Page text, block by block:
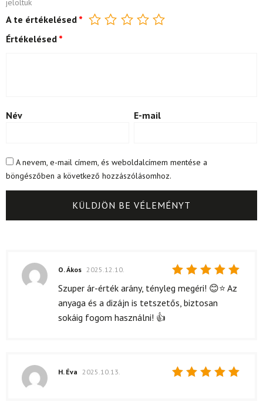
jelöltük
A te értékelésed *
Értékelésed *
Név E-mail
A nevem, e-mail címem, és weboldalcímem mentése a
böngészőben a következő hozzászólásomhoz.
Értékelés:
5
/ 5
O. Ákos 2025.12.10.
Szuper ár-érték arány, tényleg megéri! 😊⭐ Az
anyaga és a dizájn is tetszetős, biztosan
sokáig fogom használni! 👍
H. Éva 2025.10.13.